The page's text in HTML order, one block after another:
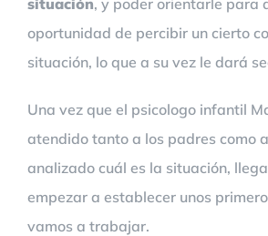
oportunidad de percibir un cierto
situación, lo que a su vez le dará
Una vez que el psicologo infantil
atendido tanto a los padres como
analizado cuál es la situación,
empezar a establecer unos
vamos a trabajar.